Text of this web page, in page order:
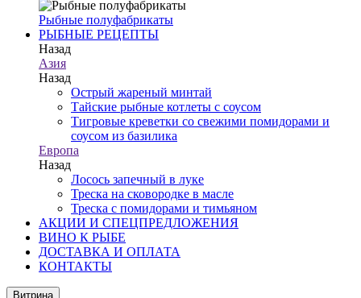
Рыбные полуфабрикаты
РЫБНЫЕ РЕЦЕПТЫ
Назад
Азия
Назад
Острый жареный минтай
Тайские рыбные котлеты с соусом
Тигровые креветки со свежими помидорами и
соусом из базилика
Европа
Назад
Лосось запечный в луке
Треска на сковородке в масле
Треска с помидорами и тимьяном
АКЦИИ И СПЕЦПРЕДЛОЖЕНИЯ
ВИНО К РЫБЕ
ДОСТАВКА И ОПЛАТА
КОНТАКТЫ
Витрина